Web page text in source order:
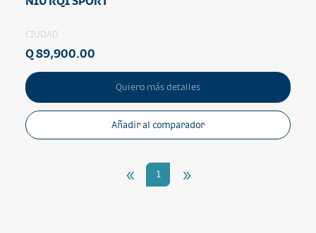
CIUDAD
Q 89,900.00
Quiero más detalles
Añadir al comparador
« 1 »